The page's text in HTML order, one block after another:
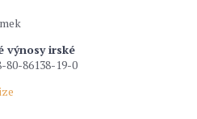
výnosy irské
80-86138-19-0